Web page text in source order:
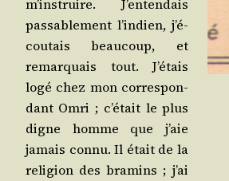
m’ins­truire. J’en­ten­dais
pas­sa­ble­ment l’in­dien, j’é­
cou­tais beau­coup, et
remar­quais tout. J’é­tais
logé chez mon cor­res­pon­
dant Omri ; c’é­tait le plus
digne homme que j’aie
jamais connu. Il était de la
reli­gion des bra­mins ; j’ai